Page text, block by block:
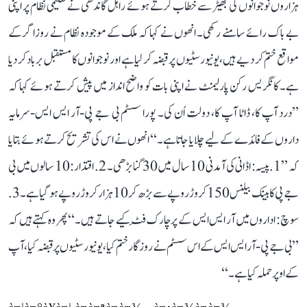
ہزاروں نوجوانوں کی بھیڑ سے خطاب کرتے ہوئے راہل گاندھی نے تعلیمی نظام پر اپنی
بے باک رائے سامنے رکھی۔ انھوں نے کہا کہ ملک کے موجودہ نظام نے روزاگر کے
مواقع ختم کر دیے ہیں، یونیورسٹیوں پر قبضہ کر لیا ہے اور نوجوانوں کا مستقبل برباد کر دیا
ہے۔ کانگریس رکن پارلیمنٹ نے اپنی بات کو واضح انداز میں پیش کرتے ہوئے کہا کہ
’’درد آپ کا، ڈاٹا آپ کا، دولت اُن کی۔ پورا سسٹم بی جے پی-آر ایس ایس-سرمایہ
داروں کے فائدے کے لیے چلایا جاتا ہے۔‘‘ انھوں نے اس کی تشریح کرتے ہوئے بتایا
کہ ’’1. پیسہ: اڈانی کی آمدنی 10 سال میں 30 گنا بڑھی۔ 2. اقتدار: 10 سالوں میں بی
جے پی کا بینک بیلنس 150 کروڑ روپے سے بڑھ کر 10 ہزار کروڑ روپے ہو گیا ہے۔ 3.
سوچ: اداروں میں آر ایس ایس کے پرچارک فِٹ کیے جاتے ہیں۔‘‘ پھر وہ کہتے ہیں کہ
’’بی جے پی-آر ایس ایس کے اس سسٹم نے روزگار ختم کیا، یونیورسٹیوں پر قبضہ کیا، آپ
کے اوپر حملہ کیا ہے۔‘‘